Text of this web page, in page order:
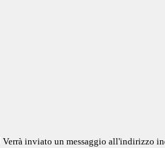
Verrà inviato un messaggio all'indirizzo